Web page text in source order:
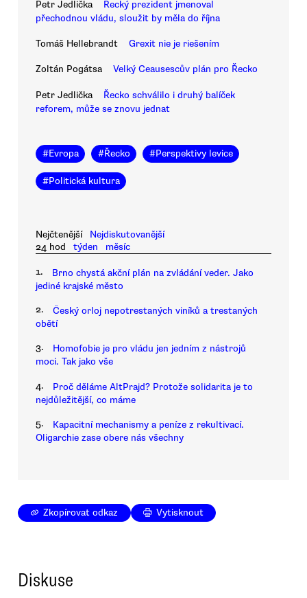
Petr Jedlička
Řecký prezident jmenoval
přechodnou vládu, sloužit by měla do října
Tomáš Hellebrandt Grexit nie je riešením
Zoltán Pogátsa Velký Ceausescův plán pro Řecko
Petr Jedlička
Řecko schválilo i druhý balíček
reforem, může se znovu jednat
#Evropa #Řecko #Perspektivy levice
#Politická kultura
Nejčtenější
Nejdiskutovanější
24 hod
týden měsíc
1.
Brno chystá akční plán na zvládání veder. Jako
jediné krajské město
2.
Český orloj nepotrestaných viníků a trestaných
obětí
3.
Homofobie je pro vládu jen jedním z nástrojů
moci. Tak jako vše
4.
Proč děláme AltPrajd? Protože solidarita je to
nejdůležitější, co máme
5.
Kapacitní mechanismy a peníze z rekultivací.
Oligarchie zase obere nás všechny
Zkopírovat odkaz Vytisknout
Diskuse